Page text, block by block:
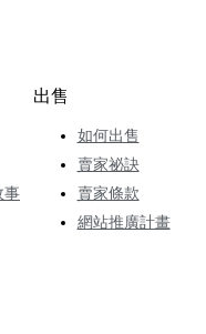
事
出售
如何出售
賣家祕訣
賣家條款
網站推廣計畫